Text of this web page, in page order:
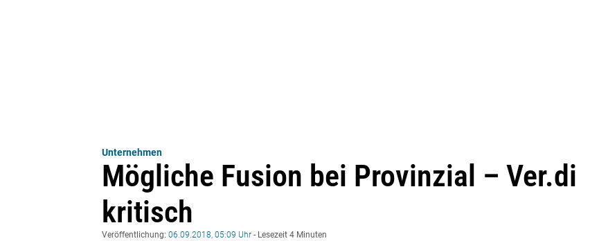
Unternehmen
Mögliche Fusion bei Provinzial – Ver.di
kritisch
Veröffentlichung: 06.09.2018, 05:09 Uhr - Lesezeit 4 Minuten